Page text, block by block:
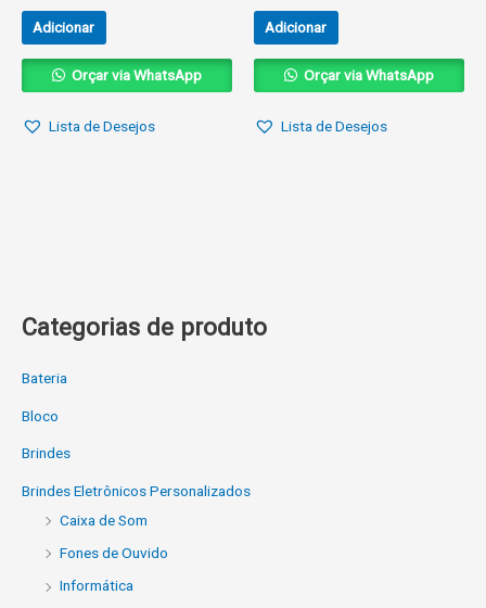
Categorias de produto
Bateria
Bloco
Brindes
Brindes Eletrônicos Personalizados
Caixa de Som
Fones de Ouvido
Informática
Adicionar
Orçar via WhatsApp
Lista de Desejos
Adicionar
Orçar via WhatsApp
Lista de Desejos